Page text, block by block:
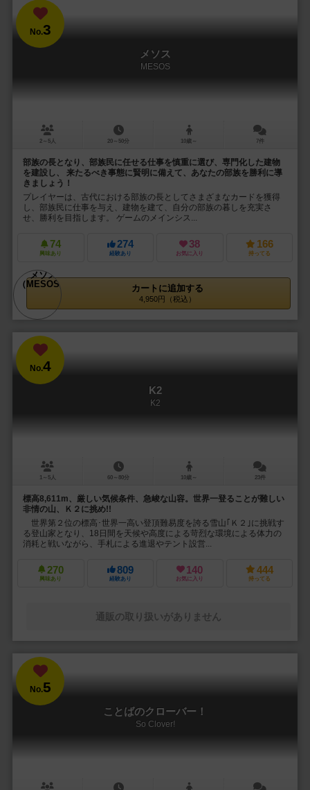
No.3
メソス
MESOS
2～5人 20～50分 10歳～ 7件
部族の長となり、部族民に任せる仕事を慎重に選び、専門化した建物
を建設し、 来たるべき事態に賢明に備えて、あなたの部族を勝利に導
きましょう！
プレイヤーは、古代における部族の長としてさまざまなカードを獲得
し、部族民に仕事を与え、建物を建て、自分の部族の暮しを充実さ
せ、勝利を目指します。 ゲームのメインシス...
74
興味あり
274
経験あり
38
お気に入り
166
持ってる
カートに追加する
4,950円（税込）
No.4
K2
K2
1～5人 60～80分 10歳～ 23件
標高8,611m、厳しい気候条件、急峻な山容。世界一登ることが難しい
非情の山、Ｋ２に挑め!!
世界第２位の標高･世界一高い登頂難易度を誇る雪山｢Ｋ２｣に挑戦す
る登山家となり、18日間を天候や高度による苛烈な環境による体力の
消耗と戦いながら、手札による進退やテント設営...
270
興味あり
809
経験あり
140
お気に入り
444
持ってる
通販の取り扱いがありません
No.5
ことばのクローバー！
So Clover!